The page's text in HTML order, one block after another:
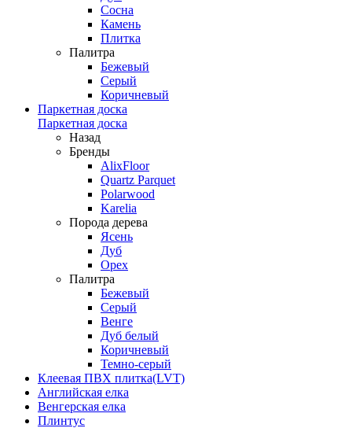
Сосна
Камень
Плитка
Палитра
Бежевый
Серый
Коричневый
Паркетная доска
Паркетная доска
Назад
Бренды
AlixFloor
Quartz Parquet
Polarwood
Karelia
Порода дерева
Ясень
Дуб
Орех
Палитра
Бежевый
Серый
Венге
Дуб белый
Коричневый
Темно-серый
Клеевая ПВХ плитка(LVT)
Английская елка
Венгерская елка
Плинтус